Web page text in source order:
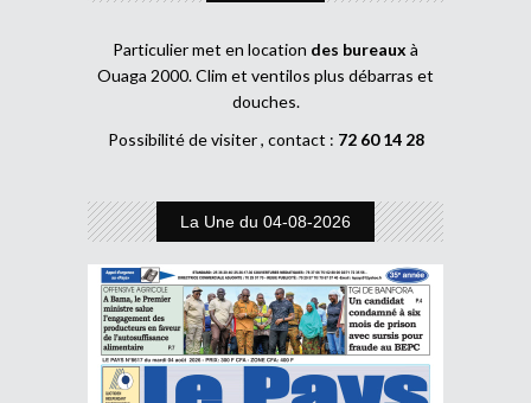
Particulier met en location des bureaux à
Ouaga 2000. Clim et ventilos plus débarras et
douches.
Possibilité de visiter , contact : 72 60 14 28
La Une du 04-08-2026